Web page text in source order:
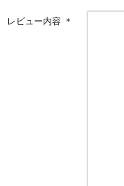
レビュー内容 ＊